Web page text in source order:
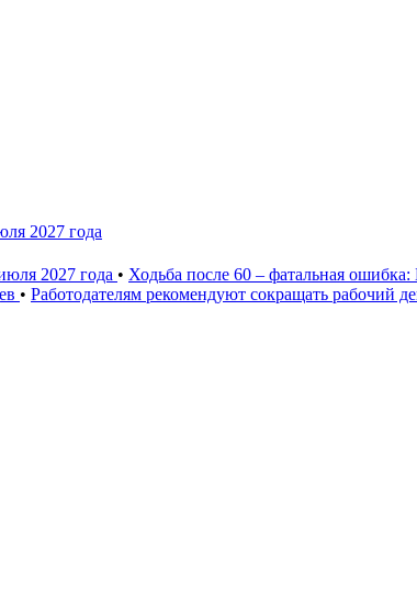
2027 года
2027 года • Ходьба после 60 – фатальная
• Работодателям рекомендуют сокращать рабочий